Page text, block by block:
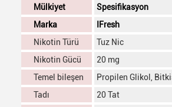
Mülkiyet
Spesifikasyon
Marka
IFresh
Nikotin Türü
Tuz Nic
Nikotin Gücü
20 mg
Temel bileşen
Propilen Glikol,
Tadı
20 Tat